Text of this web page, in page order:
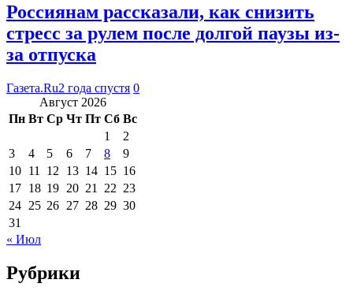
Россиянам рассказали, как снизить
стресс за рулем после долгой паузы из-
за отпуска
Газета.Ru2 года спустя 0
Август 2026
Пн Вт Ср Чт Пт Сб Вс
1
2
3
4 5 6 7 8
9
10 11 12 13 14 15 16
17 18 19 20 21 22 23
24 25 26 27 28 29 30
31
« Июл
Рубрики